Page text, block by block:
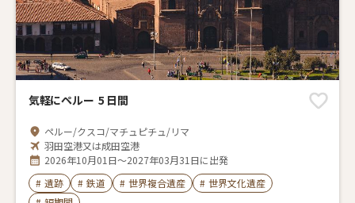
気軽にペルー 5 日間
ペルー/クスコ/マチュピチュ/リマ
羽田空港又は成田空港
2026年10月01日～2027年03月31日に出発
# 遺跡 # 鉄道 # 世界複合遺産 # 世界文化遺産